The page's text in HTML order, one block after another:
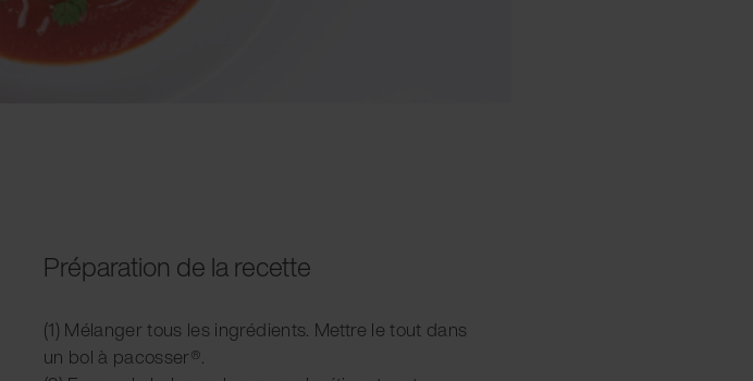
Préparation de la recette
(1) Mélanger tous les ingrédients. Mettre le tout dans
un bol à pacosser®.